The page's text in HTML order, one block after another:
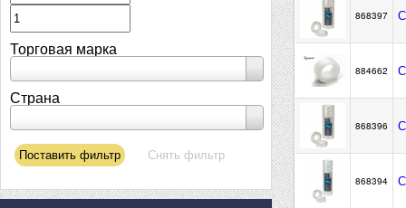
Торговая марка
Страна
868397
884662
868396
868394